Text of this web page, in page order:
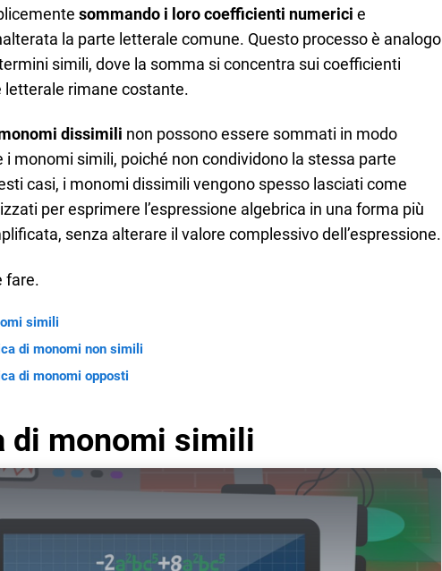
sommando i loro coefficienti numerici e
la parte letterale comune. Questo processo è analogo
simili, dove la somma si concentra sui coefficienti
letterale rimane costante.
dissimili non possono essere sommati in modo
i monomi simili, poiché non condividono la stessa parte
casi, i monomi dissimili vengono spesso lasciati come
per esprimere l’espressione algebrica in una forma più
senza alterare il valore complessivo dell’espressione.
fare.
simili
di monomi non simili
di monomi opposti
di monomi simili